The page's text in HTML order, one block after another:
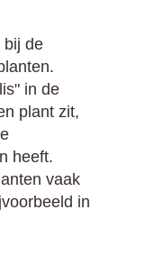
bij de
in de
plant zit,
heeft.
vaak
in